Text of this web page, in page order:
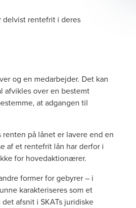
delvist rentefrit i deres
og en medarbejder. Det kan
afvikles over en bestemt
at adgangen til
på lånet er lavere end en
af et rentefrit lån har derfor i
for hovedaktionærer.
former for gebyrer – i
karakteriseres som et
afsnit i SKATs juridiske